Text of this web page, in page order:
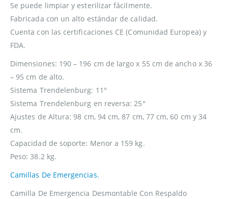
Se puede limpiar y esterilizar fácilmente.
Fabricada con un alto estándar de calidad.
Cuenta con las certificaciones CE (Comunidad Europea) y
FDA.
Dimensiones: 190 – 196 cm de largo x 55 cm de ancho x 36
– 95 cm de alto.
Sistema Trendelenburg: 11°
Sistema Trendelenburg en reversa: 25°
Ajustes de Altura: 98 cm, 94 cm, 87 cm, 77 cm, 60 cm y 34
cm.
Capacidad de soporte: Menor a 159 kg.
Peso: 38.2 kg.
Camillas De Emergencias.
Camilla De Emergencia Desmontable Con Respaldo